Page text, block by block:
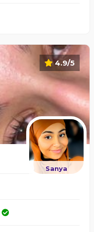
4.9/5
Sanya